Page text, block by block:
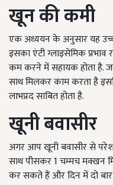
खून की कमी
एक अध्ययन के अनुसार यह
इसका एंटी ग्लाइसेमिक
कम करने में सहायक होता है.
साथ मिलकर काम करता है
लाभप्रद साबित होता है.
खूनी बवासीर
अगर आप खूनी बवासीर से
साथ पीसकर 1 चम्मच मक्खन
कर सकते हैं और दिन में दो